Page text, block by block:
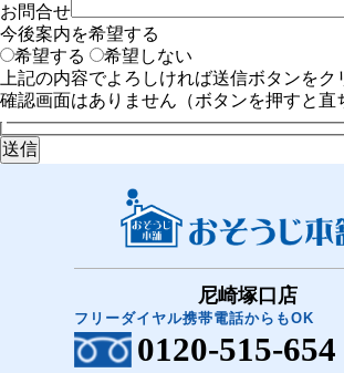
お問合せ
今後案内を希望する
希望する
希望しない
上記の内容でよろしければ送信ボタンを
確認画面はありません（ボタンを押すと直
尼崎塚口店
フリーダイヤル携帯電話からもOK
0120-515-654